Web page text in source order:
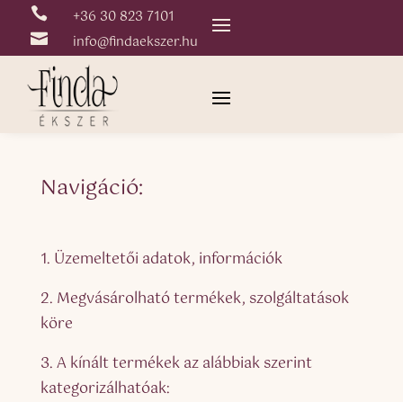
 +36 30 823 7101
 info@findaekszer.hu
Navigáció:
1. Üzemeltetői adatok, információk
2. Megvásárolható termékek, szolgáltatások
köre
3. A kínált termékek az alábbiak szerint
kategorizálhatóak: